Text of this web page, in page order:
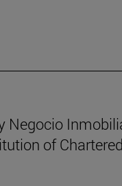
Negocio
of